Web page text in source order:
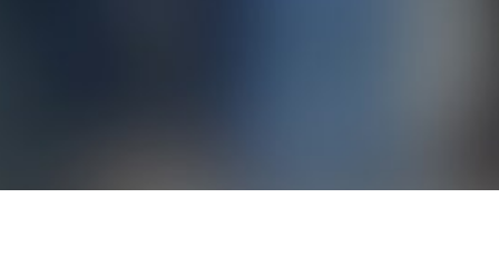
ako aj zabrániť spracovaniu týchto